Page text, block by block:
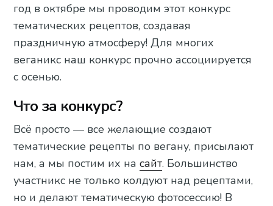
год в октябре мы проводим этот конкурс
тематических рецептов, создавая
праздничную атмосферу! Для многих
веганикс наш конкурс прочно ассоциируется
с осенью.
Что за конкурс?
Всё просто — все желающие создают
тематические рецепты по вегану, присылают
нам, а мы постим их насайт. Большинство
участникс не только колдуют над рецептами,
но и делают тематическую фотосессию! В